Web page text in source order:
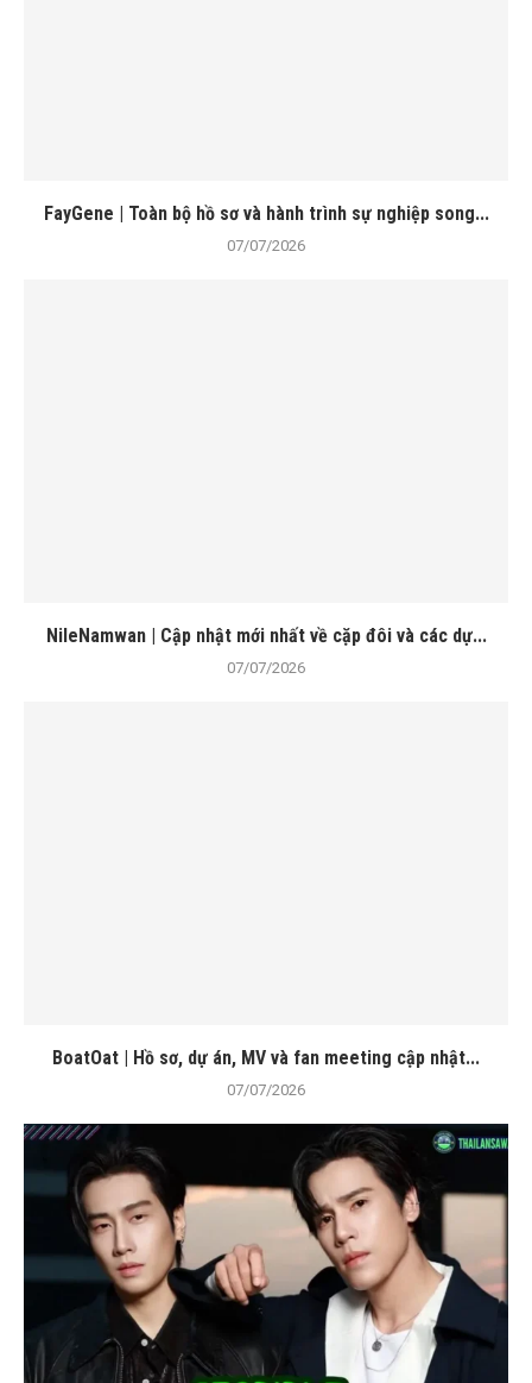
FayGene | Toàn bộ hồ sơ và hành trình sự nghiệp song...
07/07/2026
NileNamwan | Cập nhật mới nhất về cặp đôi và các dự...
07/07/2026
BoatOat | Hồ sơ, dự án, MV và fan meeting cập nhật...
07/07/2026